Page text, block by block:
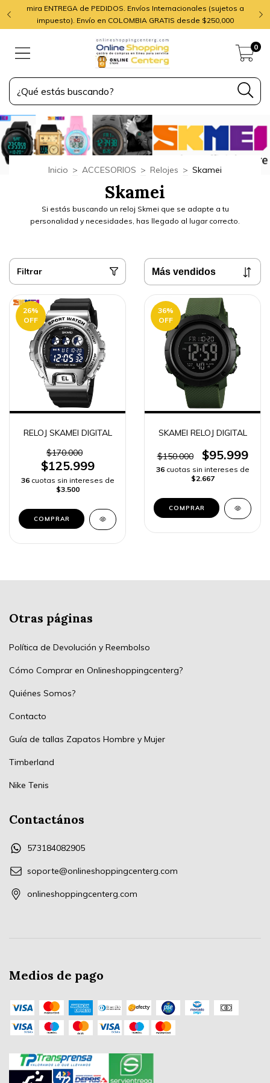
mira ENTREGA de PEDIDOS. Envíos Internacionales (sujetos a
impuesto). Envío en COLOMBIA GRATIS desde $250,000
0
Inicio > ACCESORIOS > Relojes > Skamei
Skamei
Si estás buscando un reloj Skmei que se adapte a tu
personalidad y necesidades, has llegado al lugar correcto.
Filtrar
26%
OFF
RELOJ SKAMEI DIGITAL
$170.000
$125.999
36 cuotas sin intereses de
$3.500
COMPRAR
36%
OFF
SKAMEI RELOJ DIGITAL
$150.000 $95.999
36 cuotas sin intereses de
$2.667
COMPRAR
Otras páginas
Política de Devolución y Reembolso
Cómo Comprar en Onlineshoppingcenterg?
Quiénes Somos?
Contacto
Guía de tallas Zapatos Hombre y Mujer
Timberland
Nike Tenis
Contactános
573184082905
soporte@onlineshoppingcenterg.com
onlineshoppingcenterg.com
Medios de pago